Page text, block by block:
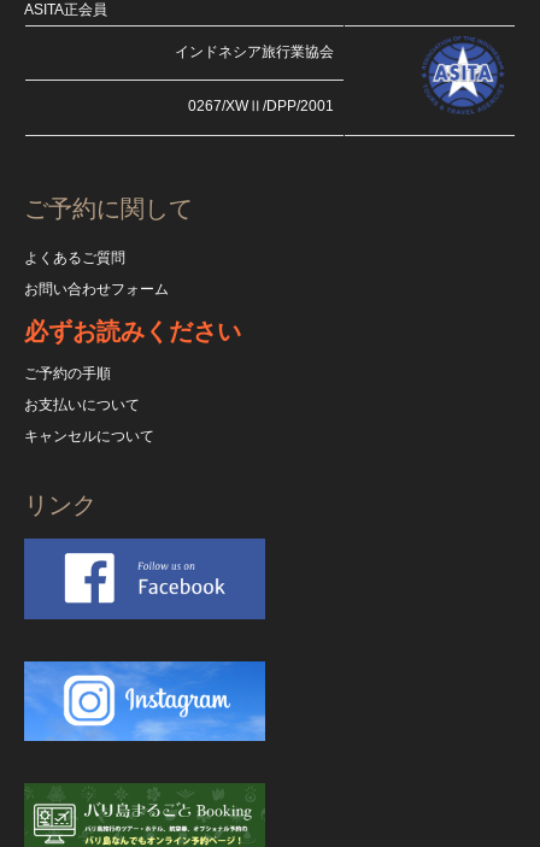
ASITA正会員
インドネシア旅行業協会
0267/XWⅡ/DPP/2001
ご予約に関して
よくあるご質問
お問い合わせフォーム
必ずお読みください
ご予約の手順
お支払いについて
キャンセルについて
リンク